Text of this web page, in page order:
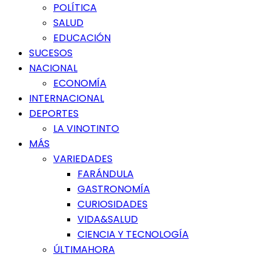
POLÍTICA
SALUD
EDUCACIÓN
SUCESOS
NACIONAL
ECONOMÍA
INTERNACIONAL
DEPORTES
LA VINOTINTO
MÁS
VARIEDADES
FARÁNDULA
GASTRONOMÍA
CURIOSIDADES
VIDA&SALUD
CIENCIA Y TECNOLOGÍA
ÚLTIMAHORA